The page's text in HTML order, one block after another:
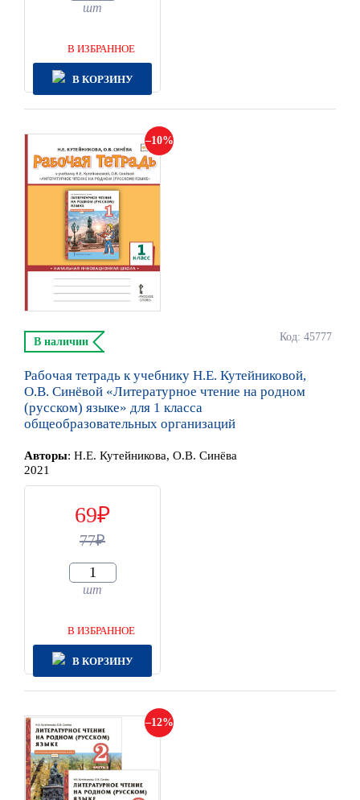
шт
В ИЗБРАННОЕ
В КОРЗИНУ
10
Код: 45777
В наличии
Рабочая тетрадь к учебнику Н.Е. Кутейниковой,
О.В. Синёвой «Литературное чтение на родном
(русском) языке» для 1 класса
общеобразовательных организаций
Авторы: Н.Е. Кутейникова, О.В. Синёва
2021
69
77
шт
В ИЗБРАННОЕ
В КОРЗИНУ
12